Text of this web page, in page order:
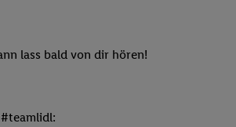
lass bald von dir hören!